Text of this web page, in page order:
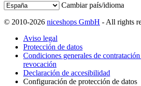
Cambiar país/idioma
© 2010-2026 niceshops GmbH - All rights
Aviso legal
Protección de datos
Condiciones generales de
revocación
Declaración de accesibilidad
Configuración de protección de datos